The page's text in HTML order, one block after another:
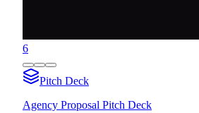
6
Pitch Deck
Agency Proposal Pitch Deck